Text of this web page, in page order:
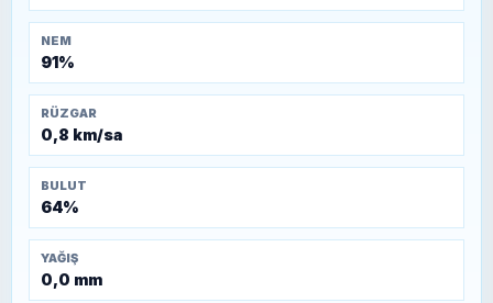
NEM
91%
RÜZGAR
0,8 km/sa
BULUT
64%
YAĞIŞ
0,0 mm